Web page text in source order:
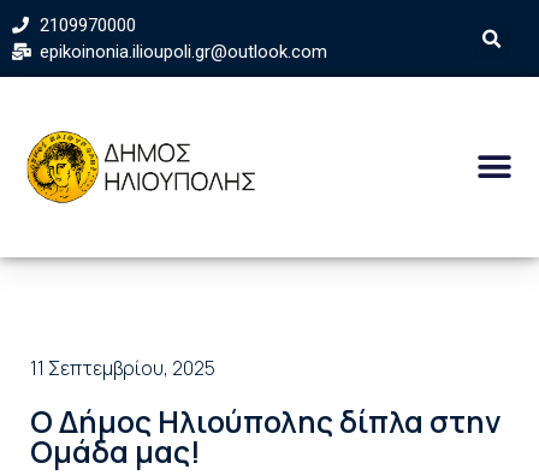
2109970000
epikoinonia.ilioupoli.gr@outlook.com
11 Σεπτεμβρίου, 2025
Ο Δήμος Ηλιούπολης δίπλα στην
Ομάδα μας!